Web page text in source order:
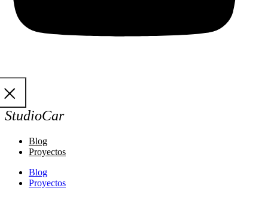
StudioCar
Blog
Proyectos
Blog
Proyectos